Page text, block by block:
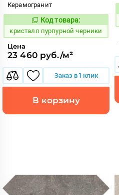
Керамогранит
821994
Код товара:
кристалл пурпурной черники
Цена
23 460 руб./м²
Заказ в 1 клик
В корзину